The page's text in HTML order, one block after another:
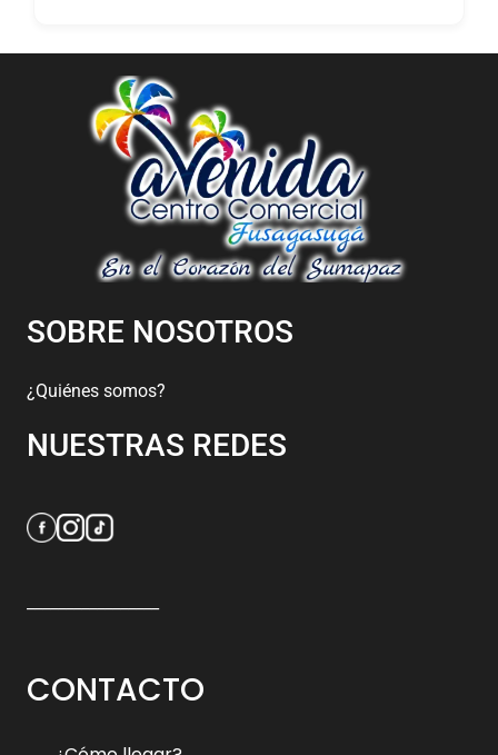
SOBRE NOSOTROS
¿Quiénes somos?
NUESTRAS REDES
CONTACTO